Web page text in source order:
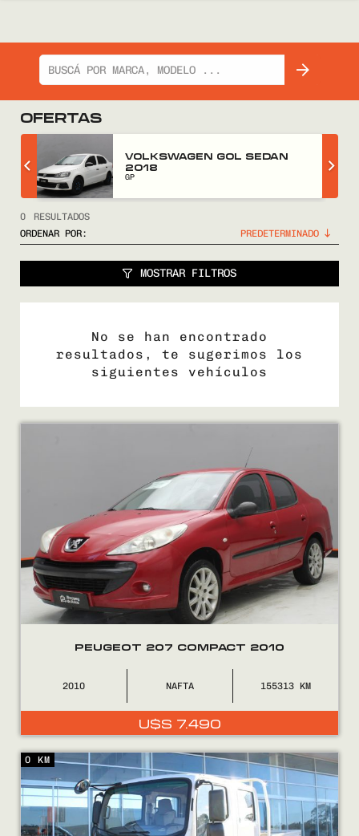
COMPRÁ
VENDÉ
FINANCIÁ
NOSOTROS
CONTACTO
OFERTAS
VOLKSWAGEN GOL SEDAN
2018
GP
0
RESULTADOS
ORDENAR POR:
MOSTRAR FILTROS
No se han encontrado
resultados, te sugerimos los
siguientes vehículos
PEUGEOT 207 COMPACT 2010
2010 NAFTA 155313
U$S 7.490
0 KM